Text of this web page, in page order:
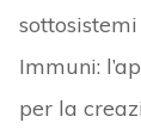
Immuni:
per la